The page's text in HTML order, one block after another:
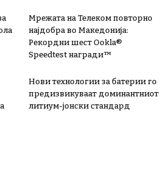
Мрежата на Телеком повторно
најдобра во Македонија:
Рекордни шест Ookla®
Speedtest награди™
Нови технологии за батерии го
предизвикуваат доминантниот
литиум-јонски стандард